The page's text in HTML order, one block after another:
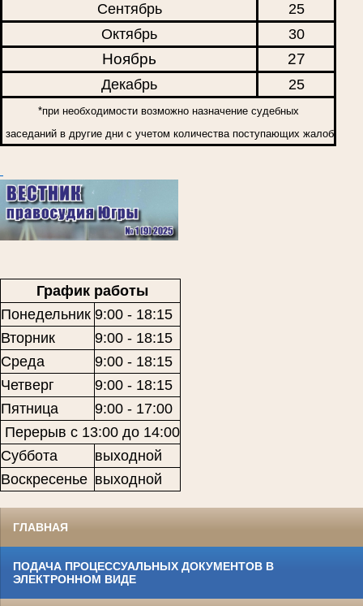
Сентябрь
25
Октябрь
30
Ноябрь 27
Декабрь 25
*при необходимости возможно назначение судебных
заседаний в другие дни с учетом количества поступающих жалоб
График работы
Понедельник 9:00 - 18:15
Вторник
9:00 - 18:15
Среда
9:00 - 18:15
Четверг
9:00 - 18:15
Пятница
9:00 - 17:00
Перерыв с 13:00 до 14:00
Суббота
выходной
Воскресенье выходной
ГЛАВНАЯ
ПОДАЧА ПРОЦЕССУАЛЬНЫХ ДОКУМЕНТОВ В
ЭЛЕКТРОННОМ ВИДЕ